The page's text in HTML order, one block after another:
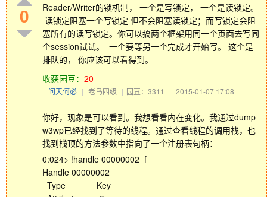
0
Reader/Writer的锁机制， 一个是写锁定， 一个是读锁定。
读锁定阻塞一个写锁定 但不会阻塞读锁定；而写锁定会阻
塞所有的读写锁定。你可以搞两个框架用同一个页面去写同
个session试试。 一个要等另一个完成才开始写。 这个是
排队的， 你应该可以看得到。
收获园豆： 20
问天何必 | 老鸟四级 | 园豆：3311 | 2015-01-07 17:08
你好，现象是可以看到。我想看看内在变化。我通过dump
w3wp已经找到了等待的线程。通过查看线程的调用栈，也
找到栈顶的方法参数中指向了一个注册表句柄：
0:024> !handle 00000002 f
Handle 00000002
Type Key